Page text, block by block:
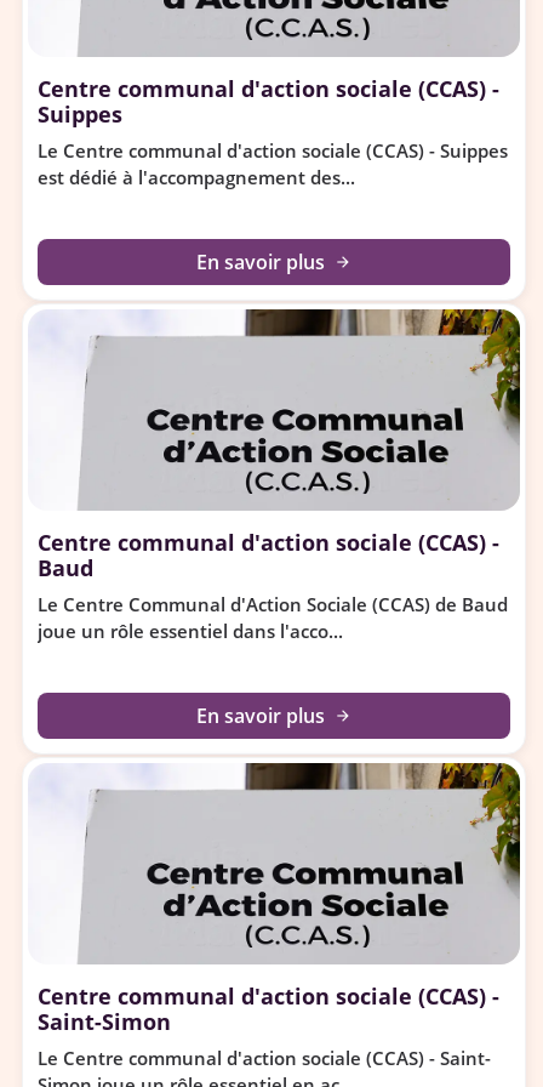
Centre communal d'action sociale (CCAS) -
Suippes
Le Centre communal d'action sociale (CCAS) - Suippes
est dédié à l'accompagnement des...
En savoir plus arrow_forward
Centre communal d'action sociale (CCAS) -
Baud
Le Centre Communal d'Action Sociale (CCAS) de Baud
joue un rôle essentiel dans l'acco...
En savoir plus arrow_forward
Centre communal d'action sociale (CCAS) -
Saint-Simon
Le Centre communal d'action sociale (CCAS) - Saint-